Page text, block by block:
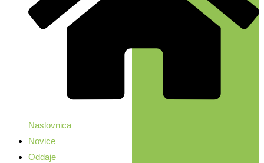
Naslovnica
Novice
Oddaje